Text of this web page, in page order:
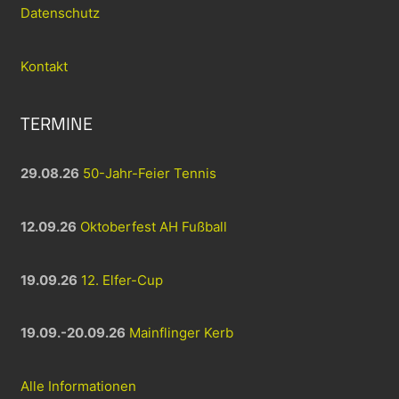
Datenschutz
Kontakt
TERMINE
29.08.26 50-Jahr-Feier Tennis
12.09.26 Oktoberfest AH Fußball
19.09.26 12. Elfer-Cup
19.09.-20.09.26 Mainflinger Kerb
Alle Informationen